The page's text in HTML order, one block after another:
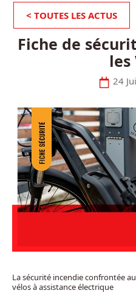
< TOUTES LES ACTUS
Fiche de
les
24
La sécurité incendie confrontée
vélos à assistance électrique